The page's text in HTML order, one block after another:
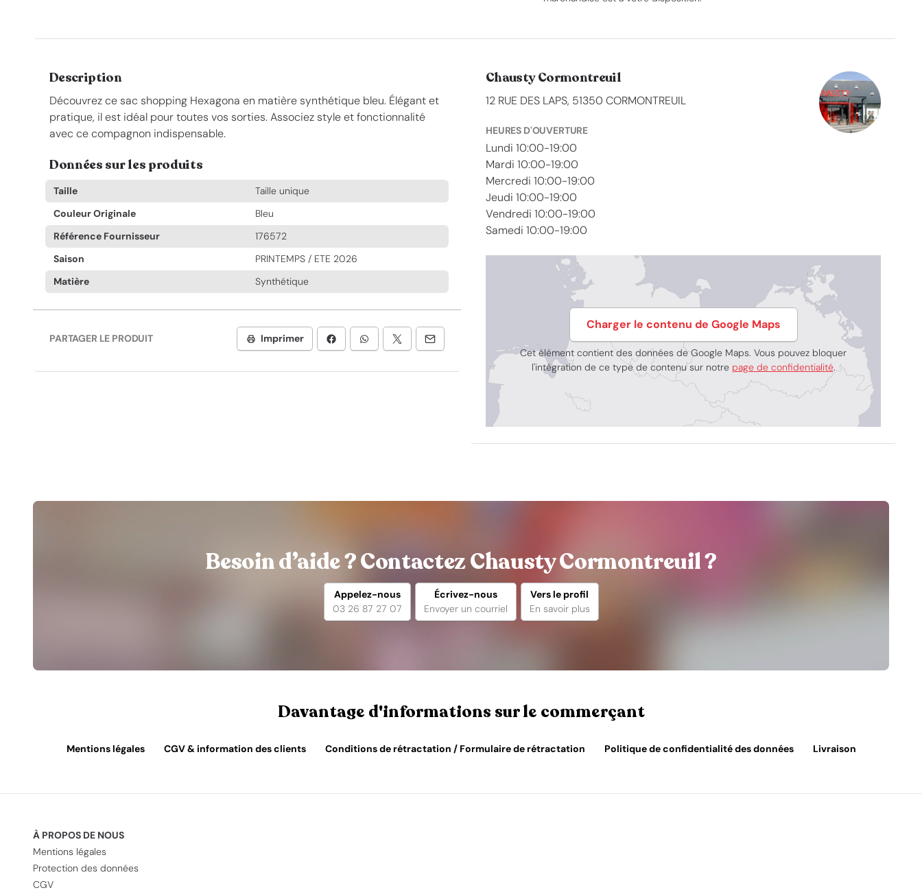
Description
Découvrez ce sac shopping Hexagona en matière synthétique bleu. Élégant et
pratique, il est idéal pour toutes vos sorties. Associez style et fonctionnalité
avec ce compagnon indispensable.
Données sur les produits
Taille
Taille unique
Couleur Originale
Bleu
Référence Fournisseur
176572
Saison
PRINTEMPS / ETE 2026
Matière
Synthétique
PARTAGER LE PRODUIT Imprimer
Chausty Cormontreuil
12 RUE DES LAPS, 51350 CORMONTREUIL
HEURES D'OUVERTURE
Lundi 10:00-19:00
Mardi 10:00-19:00
Mercredi 10:00-19:00
Jeudi 10:00-19:00
Vendredi 10:00-19:00
Samedi 10:00-19:00
Charger le contenu de Google Maps
Cet élément contient des données de Google Maps. Vous pouvez bloquer
l'intégration de ce type de contenu sur notre page de confidentialité.
Besoin d’aide ? Contactez Chausty Cormontreuil ?
Appelez-nous
03 26 87 27 07
Écrivez-nous
Envoyer un courriel
Vers le profil
En savoir plus
Davantage d'informations sur le commerçant
Mentions légales CGV & information des clients Conditions de rétractation / Formulaire de rétractation Politique de confidentialité des données Livraison
À PROPOS DE NOUS
Mentions légales
Protection des données
CGV